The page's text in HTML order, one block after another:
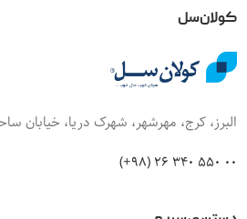
کولان‌سل
البرز، کرج، مهرشهر، شهرک دریا، خیابان ساحل 1، پلاک
00 550 340 26 (98+)